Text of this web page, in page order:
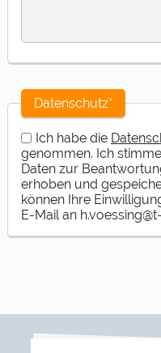
Datenschutz*
Ich habe die
genommen. Ich
Daten zur
erhoben und
können Ihre
E-Mail an